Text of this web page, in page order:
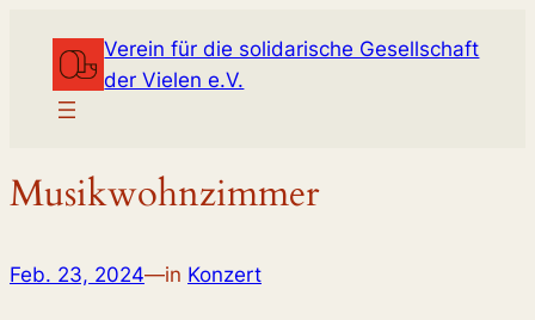
Inhalt
springen
Verein für die solidarische Gesellschaft
der Vielen e.V.
Musikwohnzimmer
Feb. 23, 2024—in Konzert